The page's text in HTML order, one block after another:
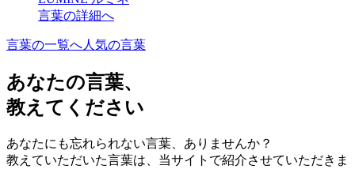
言葉の詳細へ
言葉の一覧へ人気の言葉
あなたの言葉、
教えてください
あなたにも忘れられない言葉、ありませんか？
教えていただいた言葉は、当サイトで紹介させていただきま